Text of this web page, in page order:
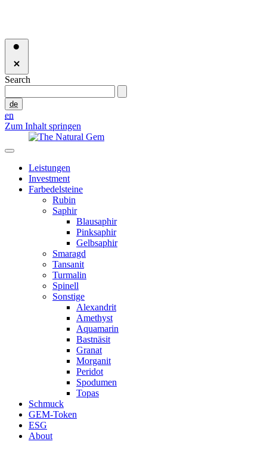
Search
de
en
Zum Inhalt springen
Leistungen
Investment
Farbedelsteine
Rubin
Saphir
Blausaphir
Pinksaphir
Gelbsaphir
Smaragd
Tansanit
Turmalin
Spinell
Sonstige
Alexandrit
Amethyst
Aquamarin
Bastnäsit
Granat
Morganit
Peridot
Spodumen
Topas
Schmuck
GEM-Token
ESG
About